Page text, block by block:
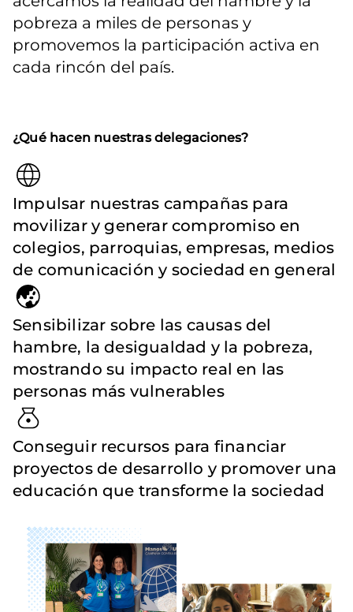
pobreza a miles de personas y
promovemos la participación activa en
cada rincón del país.
¿Qué hacen nuestras delegaciones?
Impulsar nuestras campañas para
movilizar y generar compromiso en
colegios, parroquias, empresas, medios
de comunicación y sociedad en general
Sensibilizar sobre las causas del
hambre, la desigualdad y la pobreza,
mostrando su impacto real en las
personas más vulnerables
Conseguir recursos para financiar
proyectos de desarrollo y promover una
educación que transforme la sociedad
Imagen